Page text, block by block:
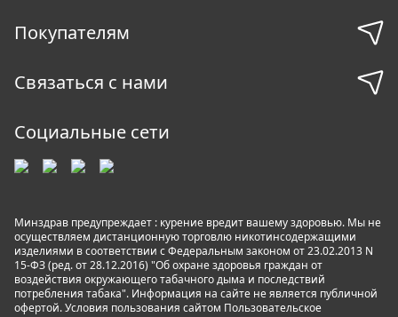
Покупателям
Связаться с нами
Социальные сети
Минздрав предупреждает : курение вредит вашему здоровью. Мы не
осуществляем дистанционную торговлю никотинсодержащими
изделиями в соответствии с Федеральным законом от 23.02.2013 N
15-ФЗ (ред. от 28.12.2016) "Об охране здоровья граждан от
воздействия окружающего табачного дыма и последствий
потребления табака". Информация на сайте не является публичной
офертой. Условия пользования сайтом Пользовательское